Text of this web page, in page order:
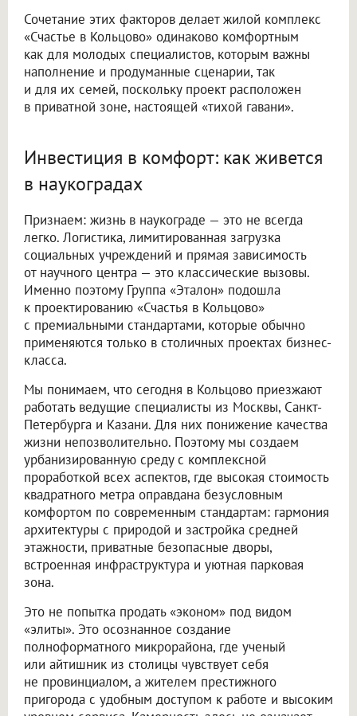
Сочетание этих факторов делает жилой комплекс
«Счастье в Кольцово» одинаково комфортным
как для молодых специалистов, которым важны
наполнение и продуманные сценарии, так
и для их семей, поскольку проект расположен
в приватной зоне, настоящей «тихой гавани».
Инвестиция в комфорт: как живется
в наукоградах
Признаем: жизнь в наукограде — это не всегда
легко. Логистика, лимитированная загрузка
социальных учреждений и прямая зависимость
от научного центра — это классические вызовы.
Именно поэтому Группа «Эталон» подошла
к проектированию «Счастья в Кольцово»
с премиальными стандартами, которые обычно
применяются только в столичных проектах бизнес-
класса.
Мы понимаем, что сегодня в Кольцово приезжают
работать ведущие специалисты из Москвы, Санкт-
Петербурга и Казани. Для них понижение качества
жизни непозволительно. Поэтому мы создаем
урбанизированную среду с комплексной
проработкой всех аспектов, где высокая стоимость
квадратного метра оправдана безусловным
комфортом по современным стандартам: гармония
архитектуры с природой и застройка средней
этажности, приватные безопасные дворы,
встроенная инфраструктура и уютная парковая
зона.
Это не попытка продать «эконом» под видом
«элиты». Это осознанное создание
полноформатного микрорайона, где ученый
или айтишник из столицы чувствует себя
не провинциалом, а жителем престижного
пригорода с удобным доступом к работе и высоким